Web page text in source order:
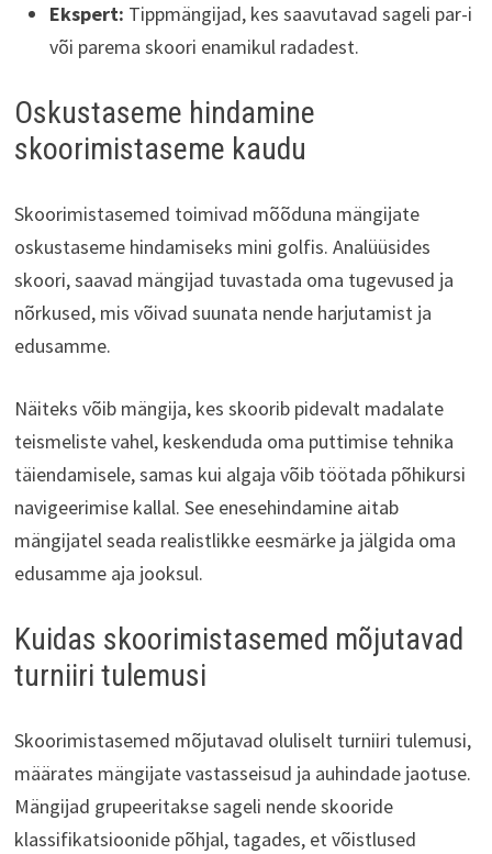
Ekspert: Tippmängijad, kes saavutavad sageli par-i
või parema skoori enamikul radadest.
Oskustaseme hindamine
skoorimistaseme kaudu
Skoorimistasemed toimivad mõõduna mängijate
oskustaseme hindamiseks mini golfis. Analüüsides
skoori, saavad mängijad tuvastada oma tugevused ja
nõrkused, mis võivad suunata nende harjutamist ja
edusamme.
Näiteks võib mängija, kes skoorib pidevalt madalate
teismeliste vahel, keskenduda oma puttimise tehnika
täiendamisele, samas kui algaja võib töötada põhikursi
navigeerimise kallal. See enesehindamine aitab
mängijatel seada realistlikke eesmärke ja jälgida oma
edusamme aja jooksul.
Kuidas skoorimistasemed mõjutavad
turniiri tulemusi
Skoorimistasemed mõjutavad oluliselt turniiri tulemusi,
määrates mängijate vastasseisud ja auhindade jaotuse.
Mängijad grupeeritakse sageli nende skooride
klassifikatsioonide põhjal, tagades, et võistlused